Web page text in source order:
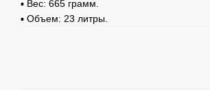
▪️ Вес: 665 грамм.
▪️ Объем: 23 литры.